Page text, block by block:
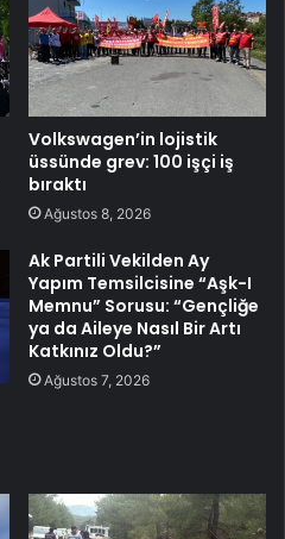
Volkswagen’in lojistik
üssünde grev: 100 işçi iş
bıraktı
Ağustos 8, 2026
Ak Partili Vekilden Ay
Yapım Temsilcisine “Aşk-I
Memnu” Sorusu: “Gençliğe
ya da Aileye Nasıl Bir Artı
Katkınız Oldu?”
Ağustos 7, 2026